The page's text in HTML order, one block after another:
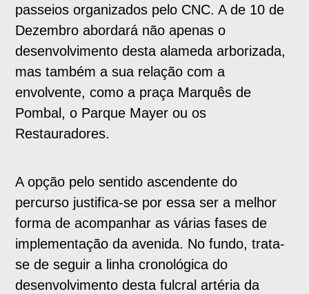
passeios organizados pelo CNC. A de 10 de
Dezembro abordará não apenas o
desenvolvimento desta alameda arborizada,
mas também a sua relação com a
envolvente, como a praça Marquês de
Pombal, o Parque Mayer ou os
Restauradores.
A opção pelo sentido ascendente do
percurso justifica-se por essa ser a melhor
forma de acompanhar as várias fases de
implementação da avenida. No fundo, trata-
se de seguir a linha cronológica do
desenvolvimento desta fulcral artéria da